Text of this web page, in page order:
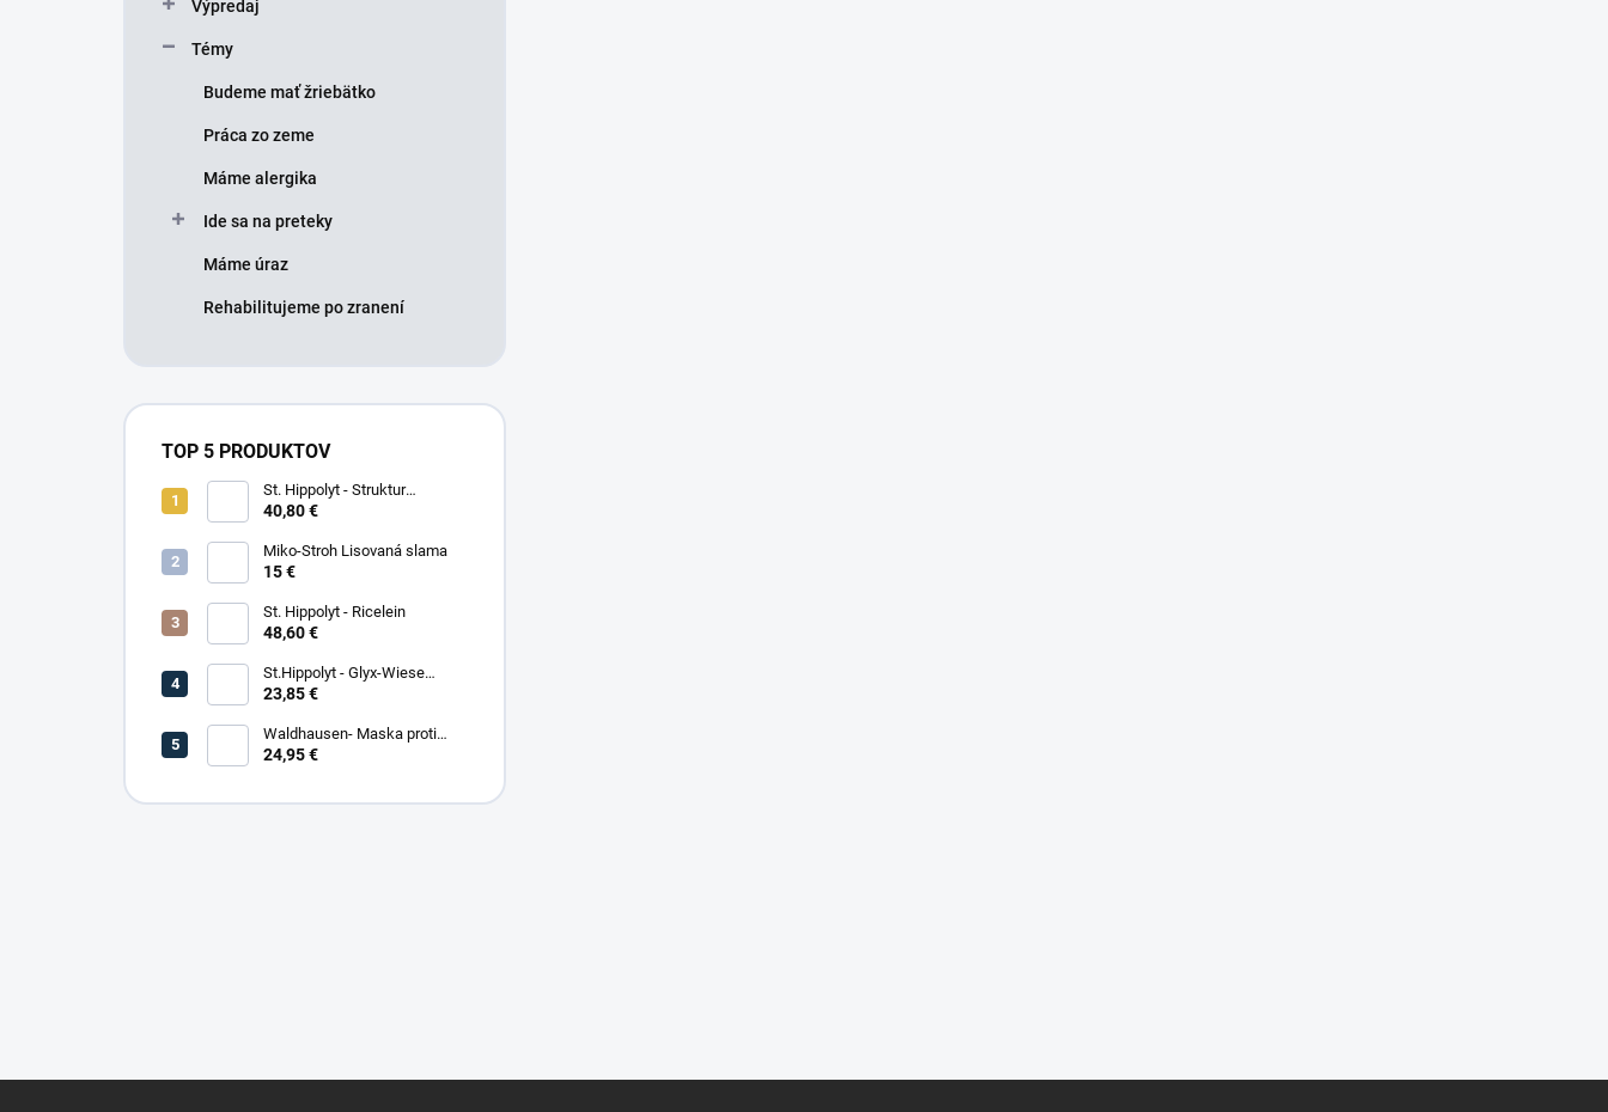
Výpredaj
Témy
Budeme mať žriebätko
Práca zo zeme
Máme alergika
Ide sa na preteky
Máme úraz
Rehabilitujeme po zranení
TOP 5 PRODUKTOV
St. Hippolyt - Struktur
Energetikum
40,80 €
Miko-Stroh Lisovaná slama
15 €
St. Hippolyt - Ricelein
48,60 €
St.Hippolyt - Glyx-Wiese
Seniorfaser
23,85 €
Waldhausen- Maska proti
hmyzu Premium
24,95 €